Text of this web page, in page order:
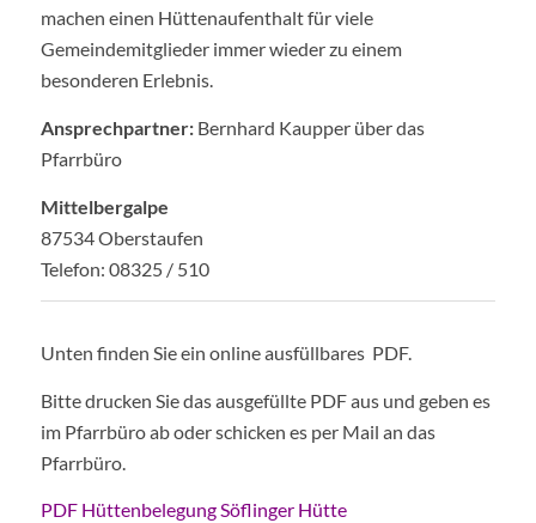
machen einen Hüttenaufenthalt für viele
Gemeindemitglieder immer wieder zu einem
besonderen Erlebnis.
Ansprechpartner:Bernhard Kaupper über das
Pfarrbüro
Mittelbergalpe
87534 Oberstaufen
Telefon: 08325 / 510
Unten finden Sie ein online ausfüllbares PDF.
Bitte drucken Sie das ausgefüllte PDF aus und geben es
im Pfarrbüro ab oder schicken es per Mail an das
Pfarrbüro.
PDF Hüttenbelegung Söflinger Hütte